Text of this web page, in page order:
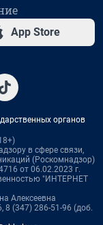
App Store
органов
в сфере связи,
(Роскомнадзор)
от 06.02.2023 г.
"ИНТЕРНЕТ
Алексеевна
8 (347) 286-51-96 (доб.